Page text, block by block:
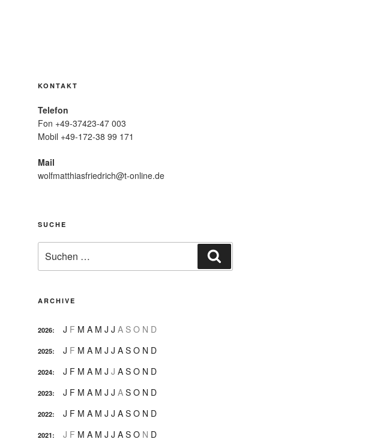
KONTAKT
Telefon
Fon +49-37423-47 003
Mobil +49-172-38 99 171
Mail
wolfmatthiasfriedrich@t-online.de
SUCHE
nach:
ARCHIVE
2026: J F M A M J J A S O N D
2025: J F M A M J J A S O N D
2024: J F M A M J J A S O N D
2023: J F M A M J J A S O N D
2022: J F M A M J J A S O N D
2021: J F M A M J J A S O N D